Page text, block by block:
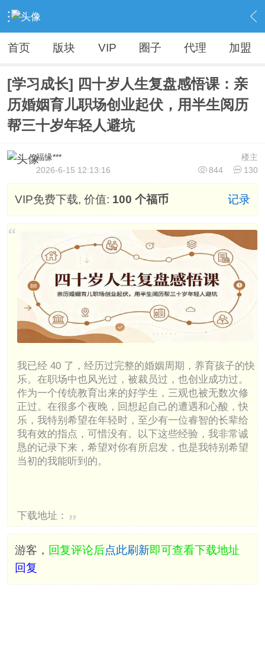
› Vip精品资源（人无我有，人有我优） ›
各大VIP资源【精品不断，全网首发】
内容
首页 版块 VIP 圈子 代理 加盟
[学习成长] 四十岁人生复盘感悟课：亲
历婚姻育儿职场创业起伏，用半生阅历
帮三十岁年轻人避坑
楼主
福缘***
844
130
2026-6-15 12:13:16
VIP免费下载, 价值: 100 个福币 记录
我已经 40 了，经历过完整的婚姻周期，养育孩子的快
乐。在职场中也风光过，被裁员过，也创业成功过。
作为一个传统教育出来的好学生，三观也被无数次修
正过。在很多个夜晚，回想起自己的遭遇和心酸，快
乐，我特别希望在年轻时，至少有一位睿智的长辈给
我有效的指点，可惜没有。以下这些经验，我非常诚
恳的记录下来，希望对你有所启发，也是我特别希望
当初的我能听到的。
下载地址：
游客， 回复评论后点此刷新即可查看下载地址
回复